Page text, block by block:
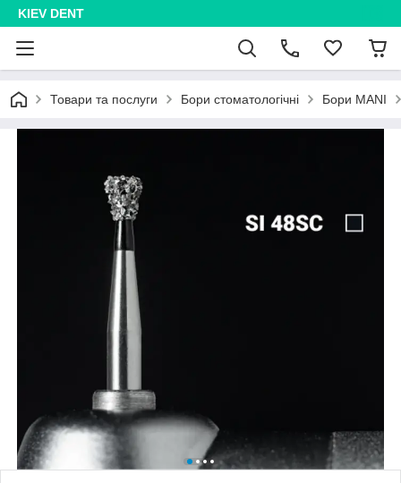
KIEV DENT
Товари та послуги Бори стоматологічні Бори MANI